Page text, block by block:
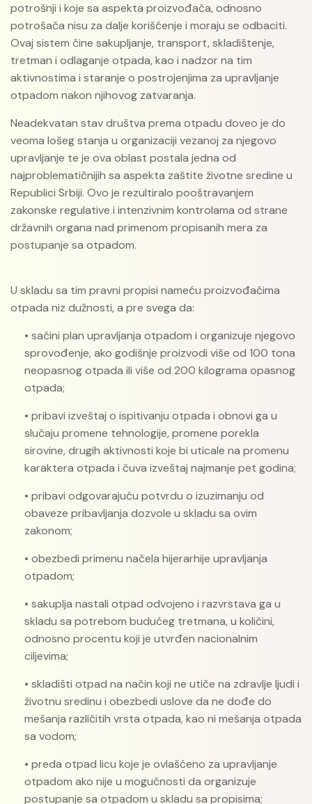
potrošnji i koje sa aspekta proizvođača, odnosno
potrošača nisu za dalje korišćenje i moraju se odbaciti.
Ovaj sistem čine sakupljanje, transport, skladištenje,
tretman i odlaganje otpada, kao i nadzor na tim
aktivnostima i staranje o postrojenjima za upravljanje
otpadom nakon njihovog zatvaranja.
Neadekvatan stav društva prema otpadu doveo je do
veoma lošeg stanja u organizaciji vezanoj za njegovo
upravljanje te je ova oblast postala jedna od
najproblematičnijih sa aspekta zaštite životne sredine u
Republici Srbiji. Ovo je rezultiralo pooštravanjem
zakonske regulative i intenzivnim kontrolama od strane
državnih organa nad primenom propisanih mera za
postupanje sa otpadom.
U skladu sa tim pravni propisi nameću proizvođačima
otpada niz dužnosti, a pre svega da:
• sačini plan upravljanja otpadom i organizuje njegovo
sprovođenje, ako godišnje proizvodi više od 100 tona
neopasnog otpada ili više od 200 kilograma opasnog
otpada;
• pribavi izveštaj o ispitivanju otpada i obnovi ga u
slučaju promene tehnologije, promene porekla
sirovine, drugih aktivnosti koje bi uticale na promenu
karaktera otpada i čuva izveštaj najmanje pet godina;
• pribavi odgovarajuću potvrdu o izuzimanju od
obaveze pribavljanja dozvole u skladu sa ovim
zakonom;
• obezbedi primenu načela hijerarhije upravljanja
otpadom;
• sakuplja nastali otpad odvojeno i razvrstava ga u
skladu sa potrebom budućeg tretmana, u količini,
odnosno procentu koji je utvrđen nacionalnim
ciljevima;
• skladišti otpad na način koji ne utiče na zdravlje ljudi i
životnu sredinu i obezbedi uslove da ne dođe do
mešanja različitih vrsta otpada, kao ni mešanja otpada
sa vodom;
• preda otpad licu koje je ovlašćeno za upravljanje
otpadom ako nije u mogućnosti da organizuje
postupanje sa otpadom u skladu sa propisima;